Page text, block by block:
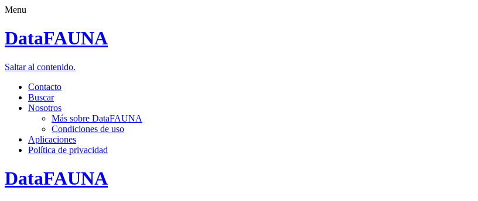
Menu
DataFAUNA
Saltar al contenido.
Contacto
Buscar
Nosotros
Más sobre DataFAUNA
Condiciones de uso
Aplicaciones
Política de privacidad
DataFAUNA